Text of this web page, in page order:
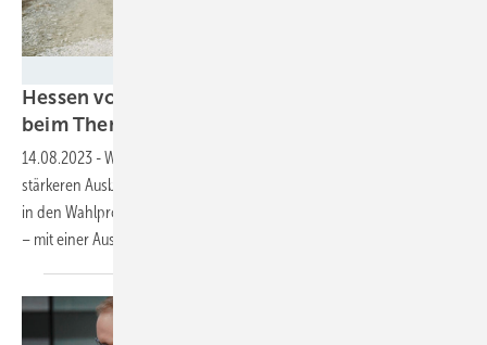
Hessen vor der Wahl: Was wollen die Parteien
beim Thema
14.08.2023 -Während die Grünen Erfolge feiern wollen und einen
stärkeren Ausbau fordern, spielt das Thema Ausbau der Windenergie
in den Wahlproogrammen der anderen Parteien keine explizite Rolle
– mit einerAusnahme.